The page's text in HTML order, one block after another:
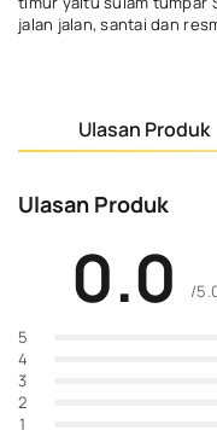
jalan jalan, santai dan
Ulasan Produk
Ulasan Produk
0.0 /
5
4
3
2
1